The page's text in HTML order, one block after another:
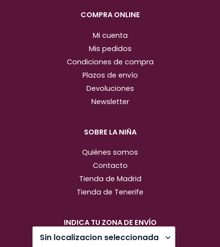
m
COMPRA ONLINE
Mi cuenta
Mis pedidos
Condiciones de compra
Plazos de envío
Devoluciones
Newsletter
SOBRE LA NIÑA
Quiénes somos
Contacto
Tienda de Madrid
Tienda de Tenerife
INDICA TU ZONA DE ENVÍO